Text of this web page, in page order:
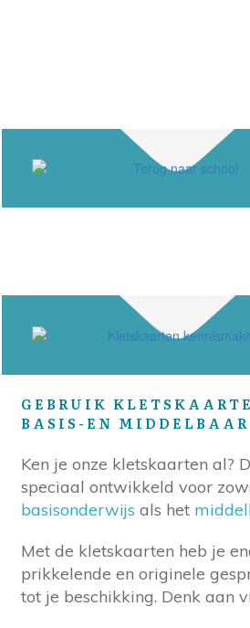
GEBRUIK
BASIS-EN
Ken je onze kletskaarten al?
speciaal ontwikkeld voor
basisonderwijs als het
Met de kletskaarten heb je
prikkelende en originele
tot je beschikking. Denk aan